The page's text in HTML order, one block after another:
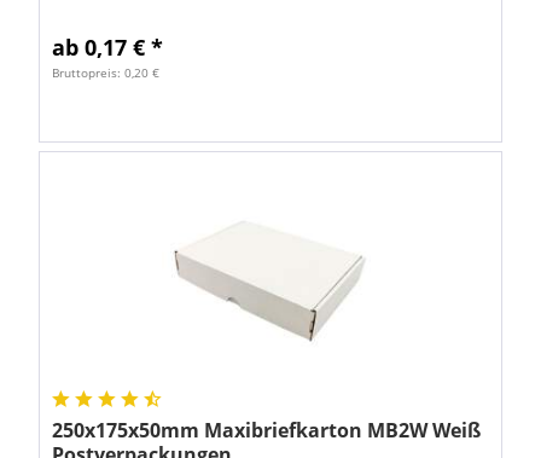
ab 0,17 € *
Bruttopreis: 0,20 €
250x175x50mm Maxibriefkarton MB2W Weiß